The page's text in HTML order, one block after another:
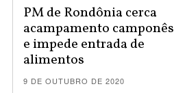
PM de Rondônia cerca
acampamento camponês
e impede entrada de
alimentos
9 DE OUTUBRO DE 2020